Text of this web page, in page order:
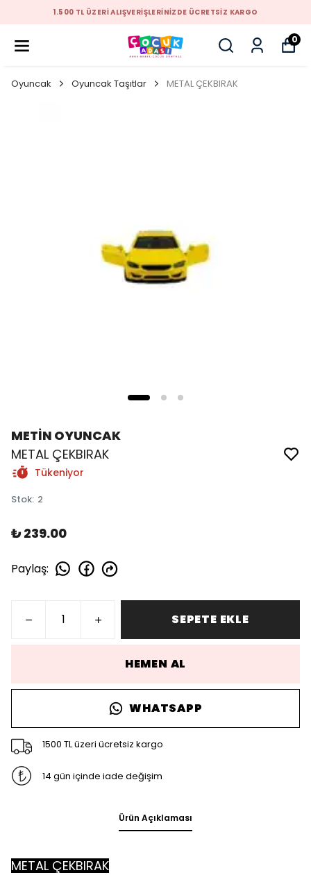
1.500 TL ÜZERİ ALIŞVERİŞLERİNİZDE ÜCRETSİZ KARGO
0
Oyuncak Oyuncak Taşıtlar METAL ÇEKBIRAK
METİN OYUNCAK
METAL ÇEKBIRAK
Tükeniyor
Stok: 2
₺ 239.00
Paylaş:
SEPETE EKLE
HEMEN AL
WHATSAPP
1500 TL üzeri ücretsiz kargo
14 gün içinde iade değişim
Ürün Açıklaması
METAL ÇEKBIRAK